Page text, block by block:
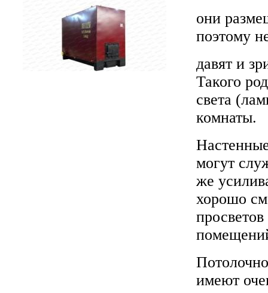
они
поэтому
давят и
Такого
света
комнаты.
могут
же
хорошо
имеют